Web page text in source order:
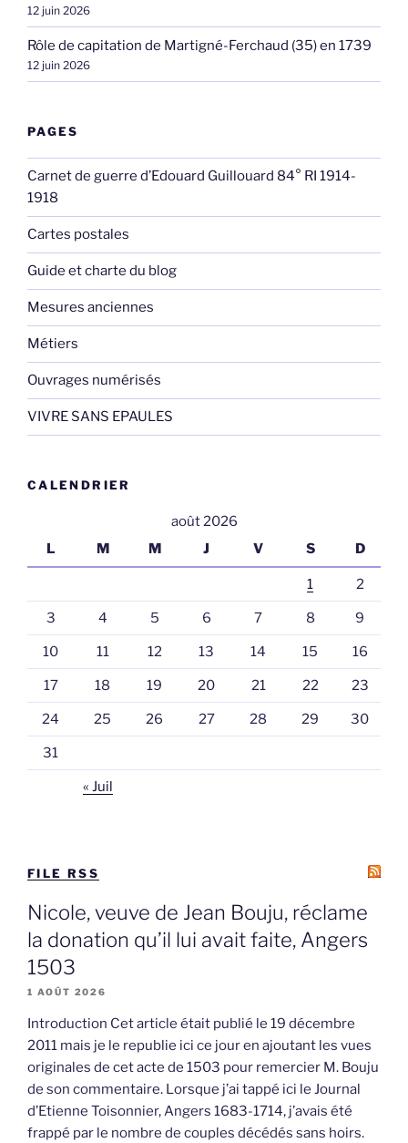
12 juin 2026
Rôle de capitation de Martigné-Ferchaud (35) en 1739
12 juin 2026
PAGES
Carnet de guerre d’Edouard Guillouard 84° RI 1914-
1918
Cartes postales
Guide et charte du blog
Mesures anciennes
Métiers
Ouvrages numérisés
VIVRE SANS EPAULES
CALENDRIER
août 2026
L
M M J V S D
1 2
3 4 5 6 7 8 9
10 11 12 13 14 15 16
17 18 19 20 21 22 23
24 25 26 27 28 29 30
31
« Juil
FILE RSS
Nicole, veuve de Jean Bouju, réclame
la donation qu’il lui avait faite, Angers
1503
1 AOÛT 2026
Introduction Cet article était publié le 19 décembre
2011 mais je le republie ici ce jour en ajoutant les vues
originales de cet acte de 1503 pour remercier M. Bouju
de son commentaire. Lorsque j’ai tappé ici le Journal
d’Etienne Toisonnier, Angers 1683-1714, j’avais été
frappé par le nombre de couples décédés sans hoirs.